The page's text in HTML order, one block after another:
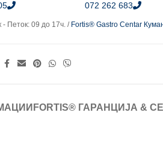
072 262 683
- Петок: 09 до 17ч. / Fortis® Gastro Centar
FORTIS® ГАРАНЦИЈА &